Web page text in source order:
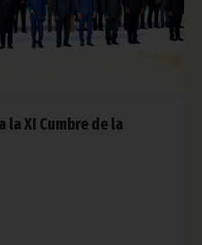
la XI Cumbre de la